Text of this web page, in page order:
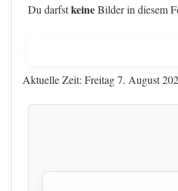
Du darfstkeineBilder in diesem
Aktuelle Zeit: Freitag 7. August